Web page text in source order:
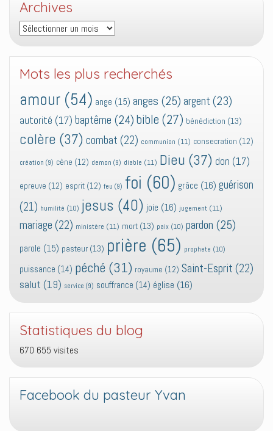
Archives
Archives
Mots les plus recherchés
amour (54) ange (15) anges (25) argent (23)
autorité (17) baptême (24) bible (27) bénédiction (13)
colère (37) combat (22) communion (11) consecration (12)
création (9) cène (12) demon (9) diable (11) Dieu (37) don (17)
epreuve (12) esprit (12) feu (9) foi (60) grâce (16) guérison
(21) humilité (10) jesus (40) joie (16) jugement (11)
mariage (22) ministère (11) mort (13) paix (10) pardon (25)
parole (15) pasteur (13) prière (65) prophete (10)
puissance (14) péché (31) royaume (12) Saint-Esprit (22)
salut (19) service (9) souffrance (14) église (16)
Statistiques du blog
670 655 visites
Facebook du pasteur Yvan